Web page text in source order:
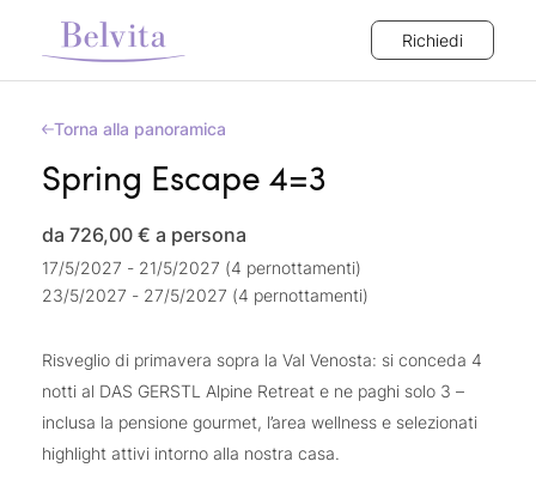
Richiedi
Torna alla panoramica
Spring Escape 4=3
da 726,00 € a persona
17/5/2027 - 21/5/2027 (4 pernottamenti)
23/5/2027 - 27/5/2027 (4 pernottamenti)
Risveglio di primavera sopra la Val Venosta: si conceda 4
notti al DAS GERSTL Alpine Retreat e ne paghi solo 3 –
inclusa la pensione gourmet, l’area wellness e selezionati
highlight attivi intorno alla nostra casa.